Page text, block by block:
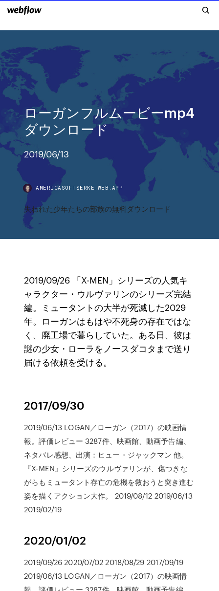
ローガンフルムービーmp4
ダウンロード
2019/06/13
AMERICASOFTSERKE.WEB.APP
失われた少年たちの部族の無料ダウンロード
2019/09/26 「X-MEN」シリーズの人気キ
ャラクター・ウルヴァリンのシリーズ完結
編。ミュータントの大半が死滅した2029
年。ローガンはもはや不死身の存在ではな
く、廃工場で暮らしていた。ある日、彼は
謎の少女・ローラをノースダコタまで送り
届ける依頼を受ける。
2017/09/30
2019/06/13 LOGAN／ローガン（2017）の映画情
報。評価レビュー 3287件、映画館、動画予告編、
ネタバレ感想、出演：ヒュー・ジャックマン 他。
『X-MEN』シリーズのウルヴァリンが、傷つきな
がらもミュータント存亡の危機を救おうと突き進む
姿を描くアクション大作。 2019/08/12 2019/06/13
2019/02/19
2020/01/02
2019/09/26 2020/07/02 2018/08/29 2017/09/19
2019/06/13 LOGAN／ローガン（2017）の映画情